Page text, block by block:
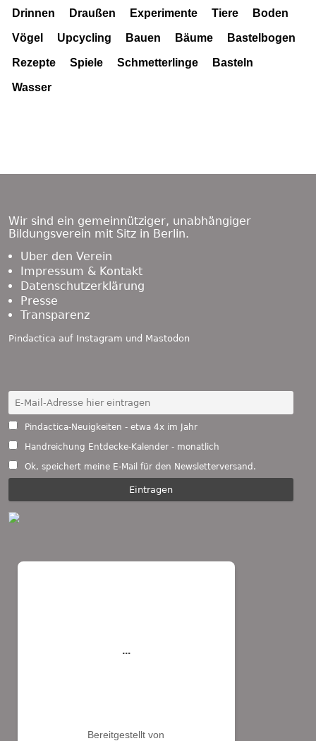
Drinnen Draußen Experimente Tiere Boden
Vögel Upcycling Bauen Bäume Bastelbogen
Rezepte Spiele Schmetterlinge Basteln
Wasser
Wir sind ein gemeinnütziger, unabhängiger
Bildungsverein mit Sitz in Berlin.
Über den Verein
Impressum & Kontakt
Datenschutzerklärung
Presse
Transparenz
Pindactica auf Instagram und Mastodon
Pindactica-Neuigkeiten - etwa 4x im Jahr
Handreichung Entdecke-Kalender - monatlich
Ok, speichert meine E-Mail für den Newsletterversand.